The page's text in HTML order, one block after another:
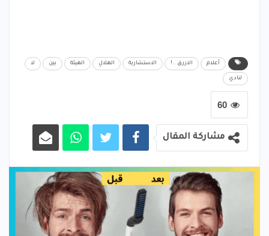
آعلام الازرق ..! الاستشارية الهلالِ الهيئة ﺑﻴﻦ لا
لنادي
60
مشاركة المقال